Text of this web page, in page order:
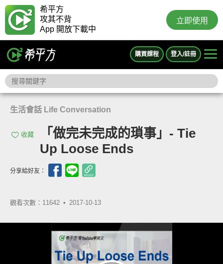
希平方
攻其不背
App 開放下載中
立即使用
購買課程 登入/註冊
生活會話 Life Conversation
收藏
「做完未完成的瑣事」- Tie
Up Loose Ends
分享給好友：
觀看次數：11642 • 2017-10-13